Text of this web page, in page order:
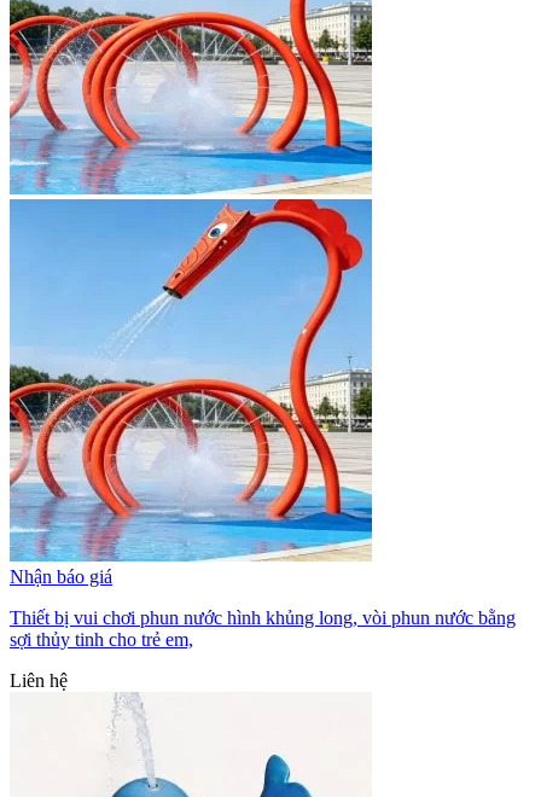
Nhận báo giá
Thiết bị vui chơi phun nước hình khủng long, vòi phun nước bằng
sợi thủy tinh cho trẻ em,
Liên hệ